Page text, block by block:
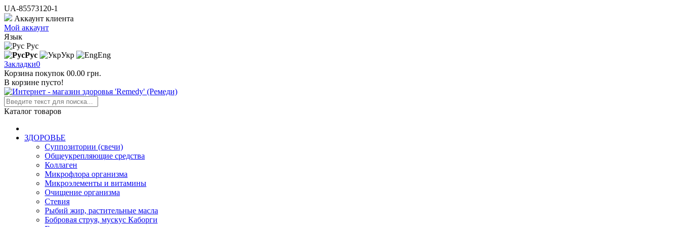
UA-85573120-1
Аккаунт клиента
Мой аккаунт
Язык
Рус
Рус
Укр
Eng
Закладки0
Корзина покупок 00.00 грн.
В корзине пусто!
Каталог товаров
ЗДОРОВЬЕ
Суппозитории (свечи)
Общеукрепляющие средства
Коллаген
Микрофлора организма
Микроэлементы и витамины
Очищение организма
Стевия
Рыбий жир, растительные масла
Бобровая струя, мускус Каборги